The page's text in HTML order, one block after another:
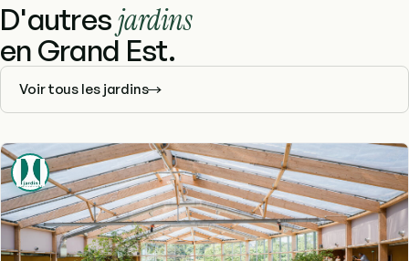
D'autresjardins
en Grand Est.
Voir tous les jardins